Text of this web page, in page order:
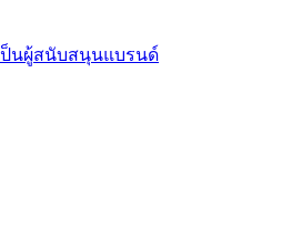
ป็นผู้สนับสนุนแบรนด์